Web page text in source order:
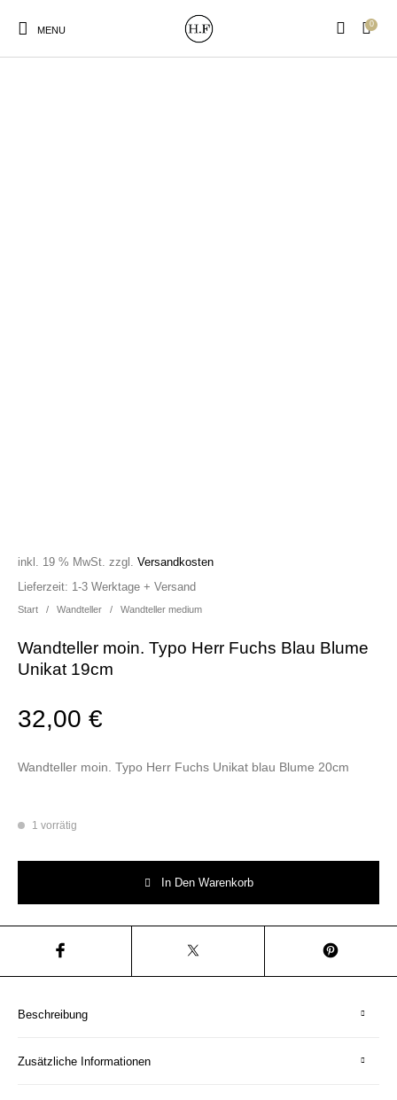
MENU
0
Start / Wandteller / Wandteller medium
Wandteller moin. Typo Herr Fuchs Blau Blume
Unikat 19cm
32,00€
inkl. 19 % MwSt. zzgl.Versandkosten
Wandteller moin. Typo Herr Fuchs Unikat blau Blume 20cm
Lieferzeit: 1-3 Werktage + Versand
1 vorrätig
In Den Warenkorb
Beschreibung
Zusätzliche Informationen